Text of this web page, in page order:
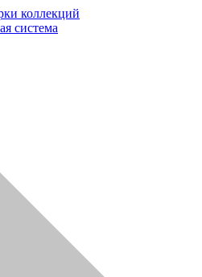
коллекций
система